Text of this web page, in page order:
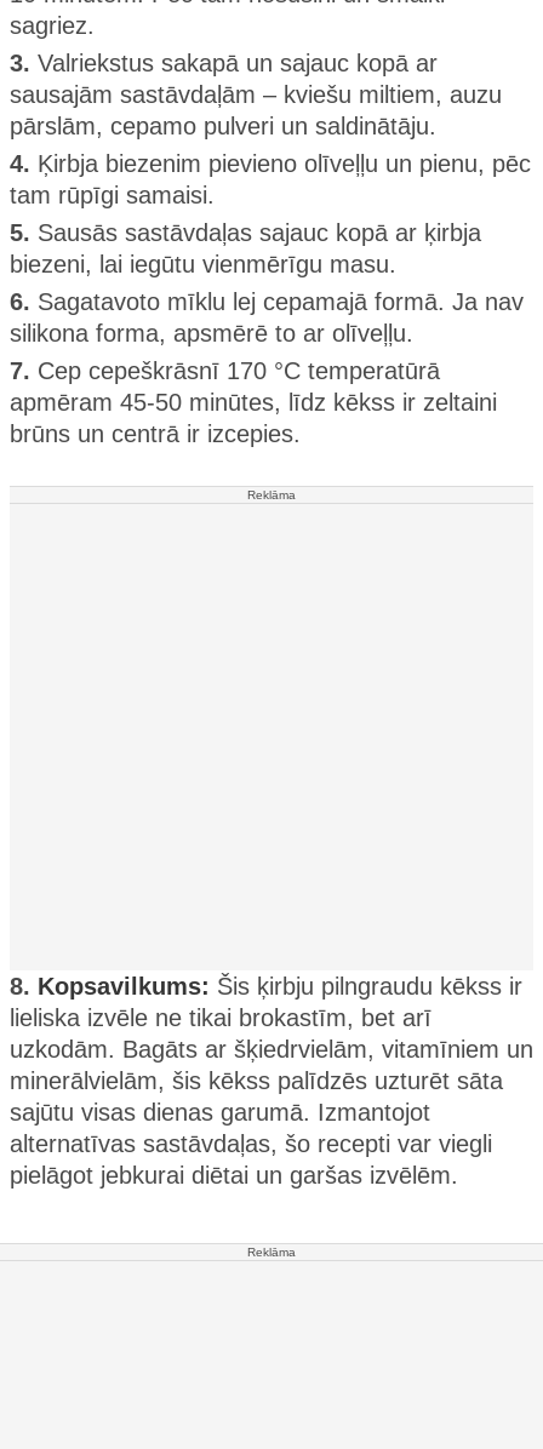
sagriez.
3. Valriekstus sakapā un sajauc kopā ar
sausajām sastāvdaļām – kviešu miltiem, auzu
pārslām, cepamo pulveri un saldinātāju.
4. Ķirbja biezenim pievieno olīveļļu un pienu, pēc
tam rūpīgi samaisi.
5. Sausās sastāvdaļas sajauc kopā ar ķirbja
biezeni, lai iegūtu vienmērīgu masu.
6. Sagatavoto mīklu lej cepamajā formā. Ja nav
silikona forma, apsmērē to ar olīveļļu.
7. Cep cepeškrāsnī 170 °C temperatūrā
apmēram 45-50 minūtes, līdz kēkss ir zeltaini
brūns un centrā ir izcepies.
Reklāma
8. Kopsavilkums: Šis ķirbju pilngraudu kēkss ir
lieliska izvēle ne tikai brokastīm, bet arī
uzkodām. Bagāts ar šķiedrvielām, vitamīniem un
minerālvielām, šis kēkss palīdzēs uzturēt sāta
sajūtu visas dienas garumā. Izmantojot
alternatīvas sastāvdaļas, šo recepti var viegli
pielāgot jebkurai diētai un garšas izvēlēm.
Reklāma